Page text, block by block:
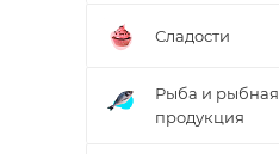
Сладости
Рыба и рыбная
продукция